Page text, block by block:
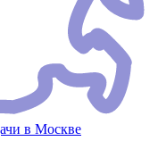
в Москве